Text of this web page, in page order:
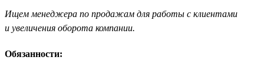
Ищем менеджера по продажам для работы с клиентами
и увеличения оборота компании.
Обязанности: